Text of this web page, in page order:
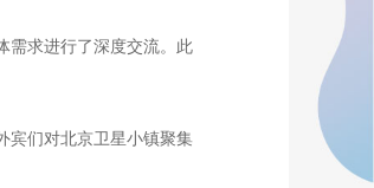
需求进行了深度交流。此
宾们对北京卫星小镇聚集